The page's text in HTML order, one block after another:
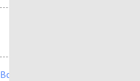
Все новости →